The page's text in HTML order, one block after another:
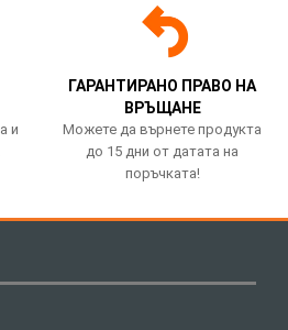
и
ГАРАНТИРАНО ПРАВО НА
ВРЪЩАНЕ
Можете да върнете продукта
до 15 дни от датата на
поръчката!